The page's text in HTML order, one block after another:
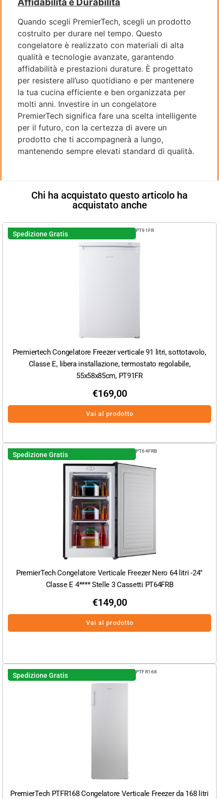
Affidabilità e Durabilità
Quando scegli PremierTech, scegli un prodotto
costruito per durare nel tempo. Questo
congelatore è realizzato con materiali di alta
qualità e tecnologie avanzate, garantendo
affidabilità e prestazioni durature. È progettato
per resistere all’uso quotidiano e per mantenere
la tua cucina efficiente e ben organizzata per
molti anni. Investire in un congelatore
PremierTech significa fare una scelta intelligente
per il futuro, con la certezza di avere un
prodotto che ti accompagnerà a lungo,
mantenendo sempre elevati standard di qualità.
Chi ha acquistato questo articolo ha
acquistato anche
Spedizione Gratis PT91FR
Premiertech Congelatore Freezer verticale 91 litri, sottotavolo,
Classe E, libera installazione, termostato regolabile,
55x58x85cm, PT91FR
€169,00
Vai al prodotto
Spedizione Gratis PT64FRB
PremierTech Congelatore Verticale Freezer Nero 64 litri -24°
Classe E 4**** Stelle 3 Cassetti PT64FRB
€149,00
Vai al prodotto
Spedizione Gratis PTFR168
PremierTech PTFR168 Congelatore Verticale Freezer da 168 litri